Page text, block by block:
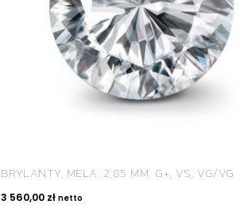
BRYLANTY, MELA: 2,85 MM, G+, VS, VG/VG
3 560,00 zł netto